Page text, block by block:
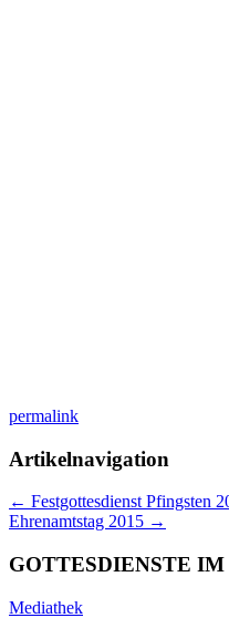
permalink
Artikelnavigation
← Festgottesdienst Pfingsten
Ehrenamtstag 2015 →
GOTTESDIENSTE
Mediathek